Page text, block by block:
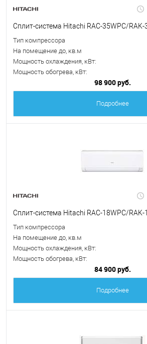
Сплит-система Hitachi RAC-35WPC/RAK-
Тип компрессора
На помещение до, кв.м
Мощность охлаждения, кВт:
Мощность обогрева, кВт:
98 900 руб.
Подробнее
Сплит-система Hitachi RAC-18WPC/RAK-
Тип компрессора
На помещение до, кв.м
Мощность охлаждения, кВт:
Мощность обогрева, кВт:
84 900 руб.
Подробнее